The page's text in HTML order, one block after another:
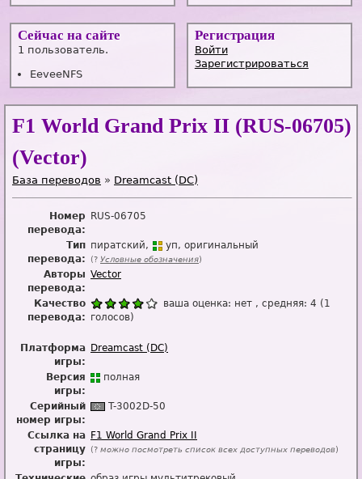
Сейчас на сайте
1 пользователь.
EeveeNFS
Регистрация
Войти
Зарегистрироваться
F1 World Grand Prix II (RUS-06705)
(Vector)
База переводов » Dreamcast (DC)
Номер
перевода:
RUS-06705
Тип
перевода:
пиратский уп оригинальный
(? Условные обозначения)
Авторы
перевода:
Vector
Качество
перевода:
ваша оценка: нет , средняя: 4 ( 1
голосов)
Платформа
игры:
Dreamcast (DC)
Версия
игры:
полная
Серийный
номер игры:
T-3002D-50
Ссылка на
страницу
игры:
F1 World Grand Prix II
(? можно посмотреть список всех доступных переводов)